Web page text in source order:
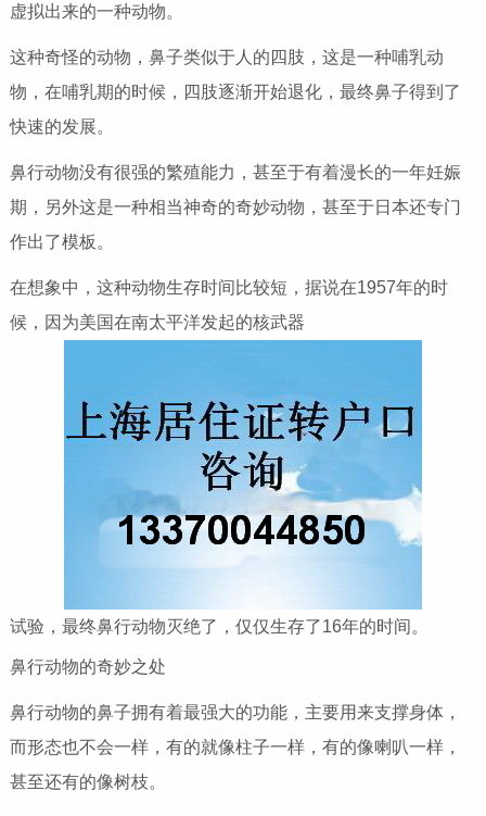
虚拟出来的一种动物。
这种奇怪的动物，鼻子类似于人的四肢，这是一种哺乳动
物，在哺乳期的时候，四肢逐渐开始退化，最终鼻子得到了
快速的发展。
鼻行动物没有很强的繁殖能力，甚至于有着漫长的一年妊娠
期，另外这是一种相当神奇的奇妙动物，甚至于日本还专门
作出了模板。
在想象中，这种动物生存时间比较短，据说在1957年的时
候，因为美国在南太平洋发起的核武器
试验，最终鼻行动物灭绝了，仅仅生存了16年的时间。
鼻行动物的奇妙之处
鼻行动物的鼻子拥有着最强大的功能，主要用来支撑身体，
而形态也不会一样，有的就像柱子一样，有的像喇叭一样，
甚至还有的像树枝。